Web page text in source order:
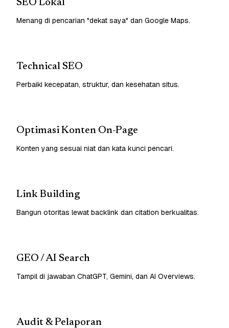
SEO Lokal
Menang di pencarian "dekat saya" dan Google Maps.
Technical SEO
Perbaiki kecepatan, struktur, dan kesehatan situs.
Optimasi Konten On-Page
Konten yang sesuai niat dan kata kunci pencari.
Link Building
Bangun otoritas lewat backlink dan citation berkualitas.
GEO / AI Search
Tampil di jawaban ChatGPT, Gemini, dan AI Overviews.
Audit & Pelaporan